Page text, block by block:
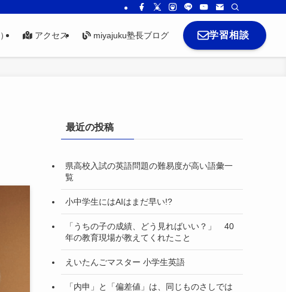
アクセス miyajuku塾長ブログ 学習相談
最近の投稿
県高校入試の英語問題の難易度が高い語彙一
覧
小中学生にはAIはまだ早い!?
「うちの子の成績、どう見ればいい？」 40
年の教育現場が教えてくれたこと
えいたんごマスター 小学生英語
「内申」と「偏差値」は、同じものさしでは